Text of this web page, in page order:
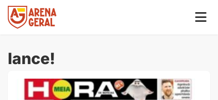
lance!